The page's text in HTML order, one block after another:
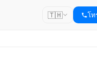
🇹🇭 โท